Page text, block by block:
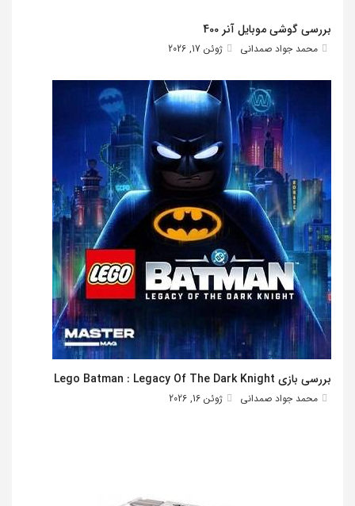
بررسی گوشی موبایل آنر 400
محمد جواد صمدانی ژوئن 17, 2026
بررسی بازی Lego Batman : Legacy Of The Dark Knight
محمد جواد صمدانی ژوئن 16, 2026